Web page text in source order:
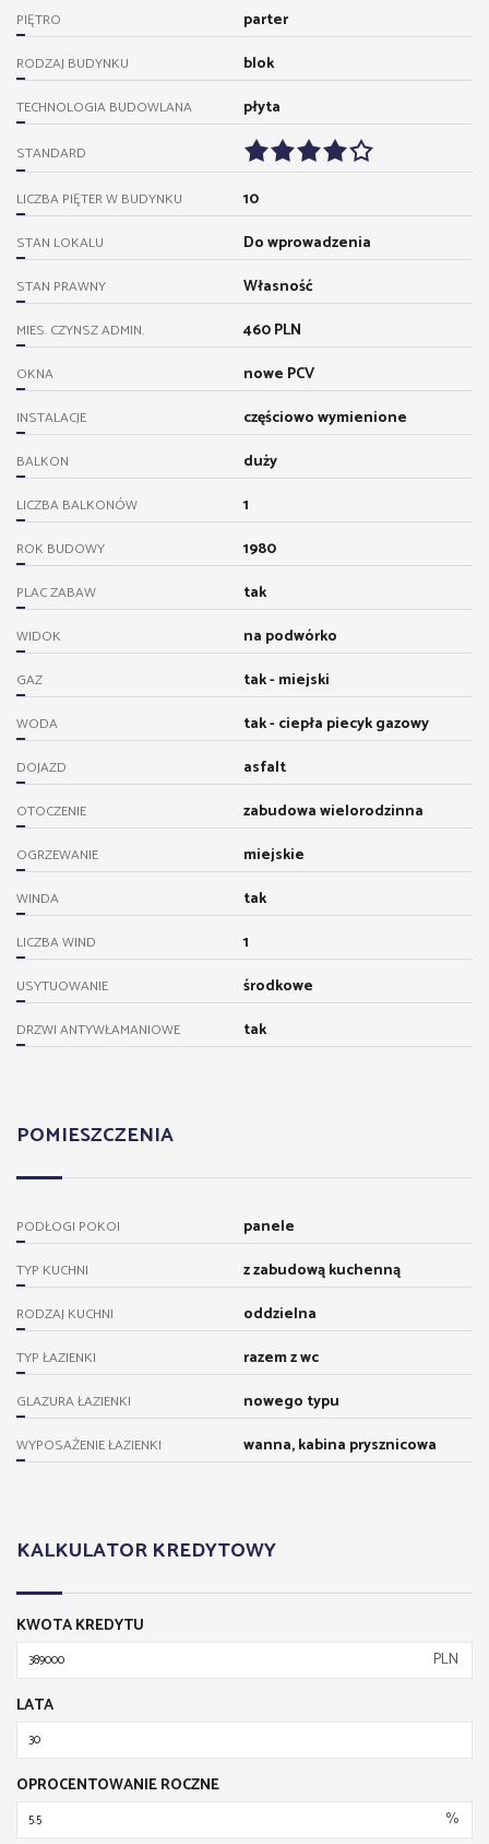
PIĘTRO parter
RODZAJ BUDYNKU blok
TECHNOLOGIA BUDOWLANA płyta
STANDARD
LICZBA PIĘTER W BUDYNKU 10
STAN LOKALU Do wprowadzenia
STAN PRAWNY Własność
MIES. CZYNSZ ADMIN. 460 PLN
OKNA nowe PCV
INSTALACJE częściowo wymienione
BALKON duży
LICZBA BALKONÓW 1
ROK BUDOWY 1980
PLAC ZABAW tak
WIDOK na podwórko
GAZ tak - miejski
WODA tak - ciepła piecyk gazowy
DOJAZD asfalt
OTOCZENIE zabudowa wielorodzinna
OGRZEWANIE miejskie
WINDA tak
LICZBA WIND 1
USYTUOWANIE środkowe
DRZWI ANTYWŁAMANIOWE tak
POMIESZCZENIA
PODŁOGI POKOI panele
TYP KUCHNI z zabudową kuchenną
RODZAJ KUCHNI oddzielna
TYP ŁAZIENKI razem z wc
GLAZURA ŁAZIENKI nowego typu
WYPOSAŻENIE ŁAZIENKI wanna, kabina prysznicowa
KALKULATOR KREDYTOWY
KWOTA KREDYTU
PLN
LATA
OPROCENTOWANIE ROCZNE
%